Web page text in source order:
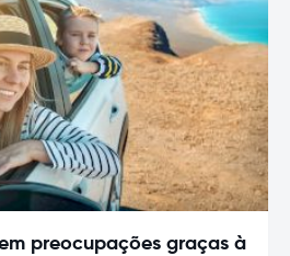
preocupações graças à